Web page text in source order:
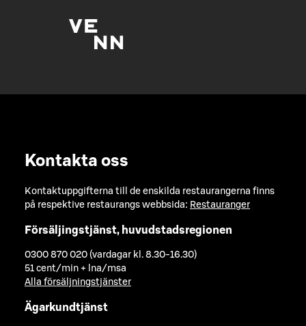
Kontakta oss
Kontaktuppgifterna till de enskilda restaurangerna finns
på respektive restaurangs webbsida: Restauranger
Försäljingstjänst, huvudstadsregionen
0300 870 020 (vardagar kl. 8.30-16.30)
51 cent/min + lna/msa
Alla försäljningstjänster
Ägarkundtjänst